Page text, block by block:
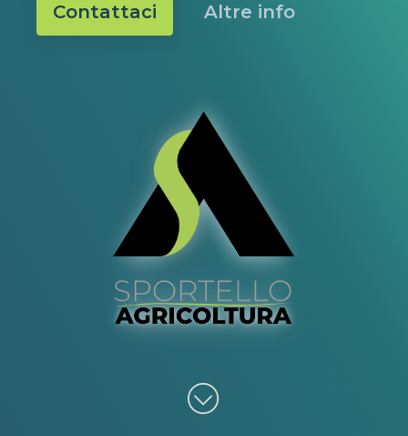
Contattaci Altre info